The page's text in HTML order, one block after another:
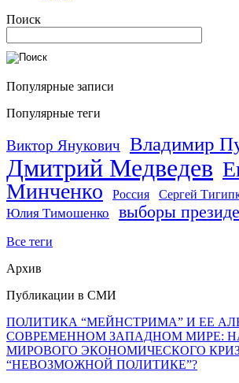
Поиск
Популярные записи
Популярные теги
Виктор Янукович Владимир
Дмитрий Медведев
Минченко
Россия Сергей
Юлия Тимошенко выборы
Все теги
Архив
Публикации в СМИ
ПОЛИТИКА “МЕЙНСТРИМА” И ЕЕ
СОВРЕМЕННОМ ЗАПАДНОМ МИРЕ:
МИРОВОГО ЭКОНОМИЧЕСКОГО
“НЕВОЗМОЖНОЙ ПОЛИТИКЕ”?